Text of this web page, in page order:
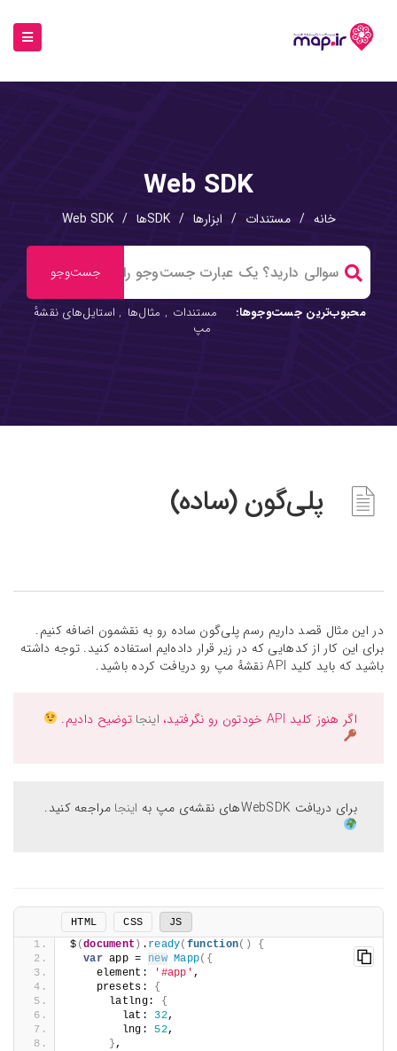
Web SDK
خانه / مستندات / ابزارها / SDKها /
Web SDK
محبوب‌ترین جست‌وجوها: مستندات , مثال‌ها , استایل‌های نقشهٔ
مپ
پلی‌گون (ساده)
در این مثال قصد داریم رسم پلی‌گون ساده رو به نقشمون اضافه کنیم.
برای این کار از کد‌هایی که در زیر قرار داده‌ایم استفاده کنید. توجه داشته
باشید که باید کلید API نقشهٔ مپ رو دریافت کرده باشید.
اگر هنوز کلید API‌ خودتون رو نگرفتید، اینجا توضیح دادیم.
برای دریافت WebSDKهای نقشه‌ی مپ به اینجا مراجعه کنید.
JS
CSS
HTML
$ (document ) . ready( function( )
{
var app = new Mapp( {
    element:
'#app' ,
    presets:
{
      latlng:
{
        lat:
32,
        lng:
52,
},